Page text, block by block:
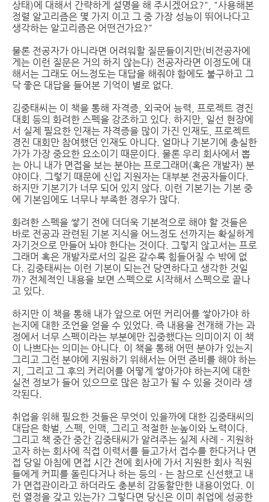
상태)에 대해서 간략하게 설명을 해 주시겠어요?", "사용해본
정렬 알고리즘은 몇 가지 이고 그 중 가장 성능이 뛰어나다고
생각하는 알고리즘은 어떤건가요?"
물론 전공자가 아니라면 어려워할 질문들이지만(비전공자에
게는 이런 질문은 거의 하지 않는다) 전공자라면 이정도에 대
해서는 그래도 어느정도는 대답을 해줘야 함에도 불구하고 그
닥 좋은 대답을 들어본 기억이 별로 없다.
김중태씨는 이 책을 통해 자격증, 외국어 능력, 프로젝트 경진
대회 등의 화려한 스펙을 강조하고 있다. 하지만, 일선 현장에
서 실제 필요한 인재는 자격증을 많이 가진 인재도, 프로젝트
경진 대회만 참여했던 인재도 아니다. 얼마나 기본기에 충실한
가가 가장 중요한 요소이기 때문이다. 물론 우리 회사에서 뽑
는 아니 내가 면접을 보는 분야는 프로그래머(혹은 개발자) 분
야이다. 그렇기 때문에 신입 지원자는 대부분 전공자들이다.
하지만 기본기가 너무 되어 있지 않다. 이런 기본기는 기본 중
에 기본임에도 너무나 부족한 경우가 많다.
화려한 스펙을 쌓기 전에 더더욱 기본적으로 해야 할 것들은
바로 전공과 관련된 기본 지식을 어느정도 선까지는 확실하게
자기것으로 만들어 놔야 한다는 것이다. 그렇지 않고서는 프로
그래머 혹은 개발자로서의 길은 갈수록 힘들어질 수 밖에 없
다. 김중태씨는 이런 기본이 되는건 당연하다고 생각한 것일
까? 전체적인 내용을 보면 스펙으로 시작해서 스펙으로 끝나
고 있다.
하지만 이 책을 통해 내가 앞으로 어떤 커리어를 쌓아가야 하
는지에 대한 조언을 얻을 수 있었다. 즉 내용을 전개해 가는 과
정에서 너무 스펙이라는 부분에만 집중했다는 의미이지 이 책
이 나쁘다는 의미는 아니다. 이 책을 통해 어떤 분야가 있는지
그리고 그런 분야에 지원하기 위해서는 어떤 준비를 해야 하는
지, 그리고 그 후의 커리어를 어떻게 쌓아가야 하는지에 대한
실전 정보가 들어 있으므로 많은 참고가 될 수 있을 것이라 생
각된다.
취업을 위해 필요한 것들은 무엇이 있을까에 대한 김중태씨의
대답은 학벌, 스펙, 인맥, 그리고 적절한 눈높이와 노력이다.
그리고 책 중간 중간 김중태씨가 알려주는 실제 사례 - 지원하
고자 하는 회사에 직접 이력서를 들고가서 접수를 한다거나 면
접 당일 아침에 면접 시간 전에 회사에 가서 지원한 회사 직원
들에게 커피를 돌린다거나 하는 등의 - 는 참으로 신선했고 내
가 면접관이라고 하더라도 충분히 감동할만한 내용이었다. 이
런 열정을 갖고 있는가? 그렇다면 당신은 이미 취업에 성공한